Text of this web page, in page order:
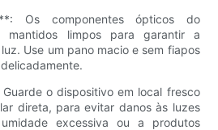
Os componentes ópticos do
mantidos limpos para garantir a
Use um pano macio e sem fiapos
o dispositivo em local fresco
direta, para evitar danos às luzes
excessiva ou a produtos